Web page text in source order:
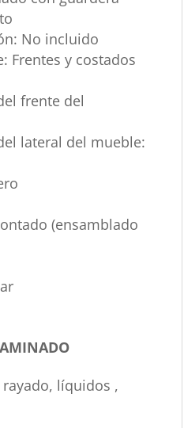
No incluido
Frentes y costados
frente del
lateral del mueble:
(ensamblado
líquidos ,